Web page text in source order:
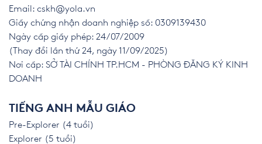
Email: cskh@yola.vn
Giấy chứng nhận doanh nghiệp số: 0309139430
Ngày cấp giấy phép: 24/07/2009
(Thay đổi lần thứ 24, ngày 11/09/2025)
Nơi cấp: SỞ TÀI CHÍNH TP.HCM - PHÒNG ĐĂNG KÝ KINH
DOANH
TIẾNG ANH MẪU GIÁO
Pre-Explorer (4 tuổi)
Explorer (5 tuổi)